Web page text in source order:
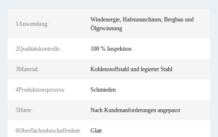
1Anwendung:
Windenergie, Hafenmaschinen, Bergbau und
Ölgewinnung
2Qualitätskontrolle: 100 % Inspektion
3Material: Kohlenstoffstahl und legierter Stahl
4Produktionsprozess: Schmieden
5Härte: Nach Kundenanforderungen angepasst
6Oberflächenbeschaffenheit: Glatt